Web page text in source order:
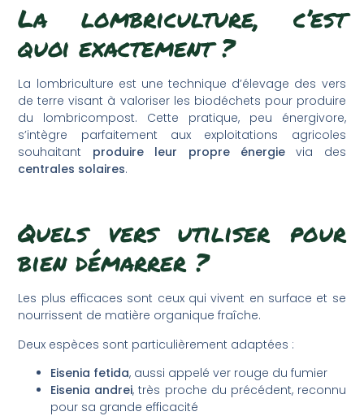
La lombriculture, c’est
quoi exactement ?
La lombriculture est une technique d’élevage des vers
de terre visant à valoriser les biodéchets pour produire
du lombricompost. Cette pratique, peu énergivore,
s’intègre parfaitement aux exploitations agricoles
souhaitant produire leur propre énergievia des
centrales solaires.
Quels vers utiliser pour
bien démarrer ?
Les plus efficaces sont ceux qui vivent en surface et se
nourrissent de matière organique fraîche.
Deux espèces sont particulièrement adaptées :
Eisenia fetida, aussi appelé ver rouge du fumier
Eisenia andrei, très proche du précédent, reconnu
pour sa grande efficacité